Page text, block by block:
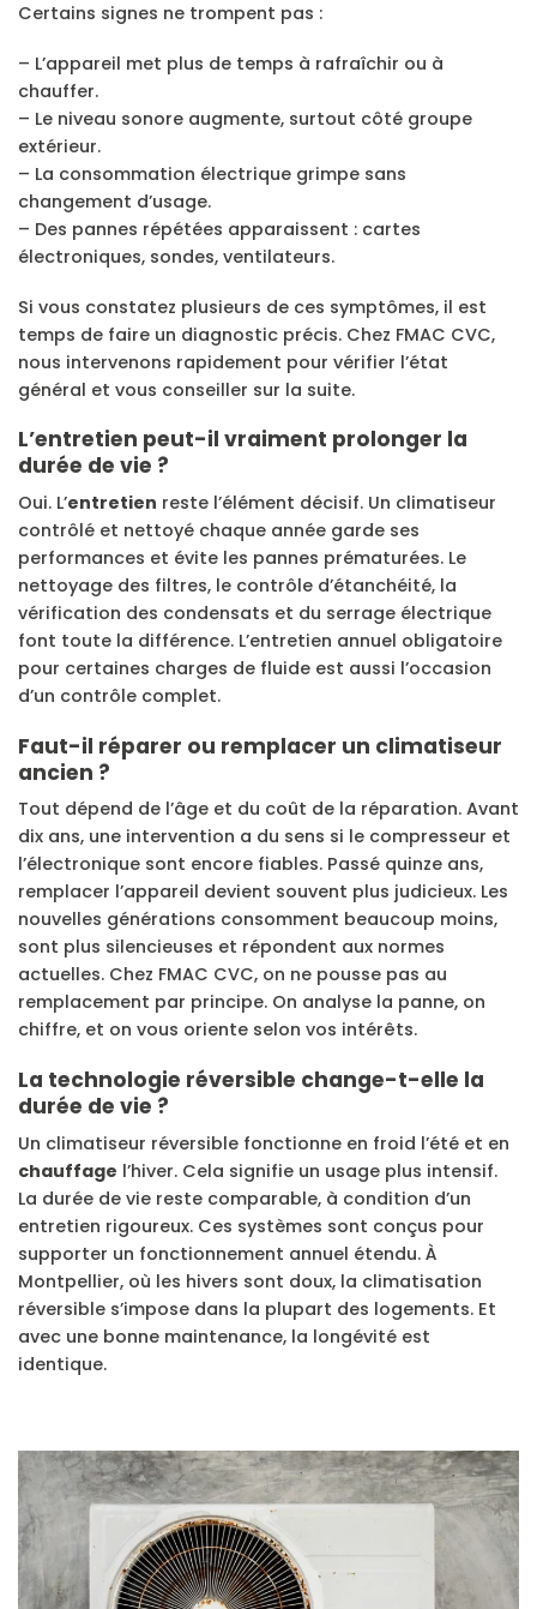
Certains signes ne trompent pas :
– L’appareil met plus de temps à rafraîchir ou à
chauffer.
– Le niveau sonore augmente, surtout côté groupe
extérieur.
– La consommation électrique grimpe sans
changement d’usage.
– Des pannes répétées apparaissent : cartes
électroniques, sondes, ventilateurs.
Si vous constatez plusieurs de ces symptômes, il est
temps de faire un diagnostic précis. Chez FMAC CVC,
nous intervenons rapidement pour vérifier l’état
général et vous conseiller sur la suite.
L’entretien peut-il vraiment prolonger la
durée de vie ?
Oui. L’entretien reste l’élément décisif. Un climatiseur
contrôlé et nettoyé chaque année garde ses
performances et évite les pannes prématurées. Le
nettoyage des filtres, le contrôle d’étanchéité, la
vérification des condensats et du serrage électrique
font toute la différence. L’entretien annuel obligatoire
pour certaines charges de fluide est aussi l’occasion
d’un contrôle complet.
Faut-il réparer ou remplacer un climatiseur
ancien ?
Tout dépend de l’âge et du coût de la réparation. Avant
dix ans, une intervention a du sens si le compresseur et
l’électronique sont encore fiables. Passé quinze ans,
remplacer l’appareil devient souvent plus judicieux. Les
nouvelles générations consomment beaucoup moins,
sont plus silencieuses et répondent aux normes
actuelles. Chez FMAC CVC, on ne pousse pas au
remplacement par principe. On analyse la panne, on
chiffre, et on vous oriente selon vos intérêts.
La technologie réversible change-t-elle la
durée de vie ?
Un climatiseur réversible fonctionne en froid l’été et en
chauffage l’hiver. Cela signifie un usage plus intensif.
La durée de vie reste comparable, à condition d’un
entretien rigoureux. Ces systèmes sont conçus pour
supporter un fonctionnement annuel étendu. À
Montpellier, où les hivers sont doux, la climatisation
réversible s’impose dans la plupart des logements. Et
avec une bonne maintenance, la longévité est
identique.